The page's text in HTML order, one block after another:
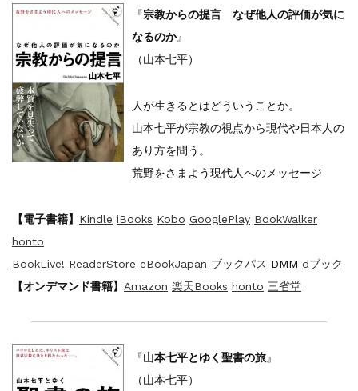
『〈決定版〉ソ連・ロシア 戦車王国の系譜...
2021.2.3
『米軍提督と太平洋戦争』（谷光太郎）五刷...
重版情報
2020.12.18
『「砲兵」から見た世界大戦』（古峰文三）...
重版情報
2020.12.18
『日本陸海軍はなぜロジスティクスを軽視し...
重版情報
2020.12.18
『F-2超入門』（関 賢太郎）三刷...
『宗教からの提言 なぜ他人の評価が気に
なるのか』
（山本七平）
人が生きるとはどういうことか。
山本七平が宗教の視点から現代や日本人の
あり方を問う。
荒野をさまよう現代人へのメッセージ
【電子書籍】 Kindle iBooks Kobo GooglePlay BookWalker
honto
BookLive! ReaderStore eBookJapan ブックパス DMM dブック
【オンデマンド書籍】 Amazon 楽天Books honto 三省堂
『山本七平とゆく聖書の旅』
（山本七平）